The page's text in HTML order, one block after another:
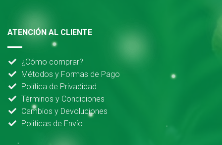
ATENCIÓN AL CLIENTE
¿Cómo comprar?
Métodos y Formas de Pago
Política de Privacidad
Términos y Condiciones
Cambios y Devoluciones
Politicas de Envío